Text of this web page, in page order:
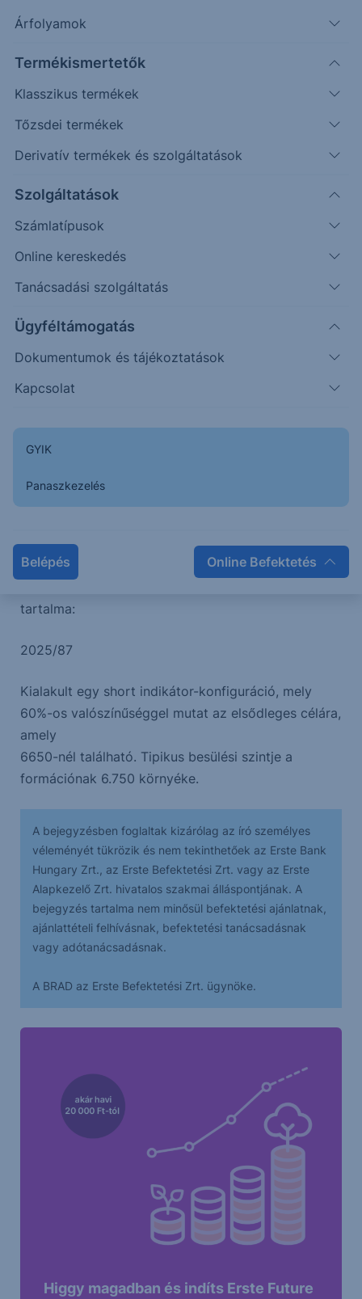
Árfolyamok
Termékismertetők
Klasszikus termékek
Tőzsdei termékek
Derivatív termékek és szolgáltatások
Szolgáltatások
Számlatípusok
Online kereskedés
Tanácsadási szolgáltatás
Ügyféltámogatás
Dokumentumok és tájékoztatások
Kapcsolat
GYIK
Panaszkezelés
Belépés Online Befektetés
Timeframe
Ellenállások
Napos
Kialakult egy long indikátor-konfiguráció, melynek
megbízhatósági szint mellett.
gyertyaformáció jelent meg a charton, mely a
másodlagos 6.920.
tartalma:
2025/87
Kialakult egy short indikátor-konfiguráció, mely
60%-os valószínűséggel mutat az elsődleges célára,
amely
6650-nél található. Tipikus besülési szintje a
formációnak 6.750 környéke.
A bejegyzésben foglaltak kizárólag az író személyes
véleményét tükrözik és nem tekinthetőek az Erste Bank
Hungary Zrt., az Erste Befektetési Zrt. vagy az Erste
Alapkezelő Zrt. hivatalos szakmai álláspontjának. A
bejegyzés tartalma nem minősül befektetési ajánlatnak,
ajánlattételi felhívásnak, befektetési tanácsadásnak
vagy adótanácsadásnak.
A BRAD az Erste Befektetési Zrt. ügynöke.
Higgy magadban és indíts Erste Future